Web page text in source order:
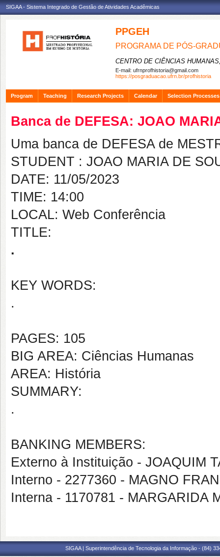
SIGAA - Sistema Integrado de Gestão de Atividades Acadêmicas
PPGEH
PROGRAMA DE PÓS-
CENTRO DE CIÊNCIAS
E-mail: ufrnprofhistoria@gmail.com
https://posgraduacao.ufrn.br/profhistoria
Program Teaching Research Projects Calendar Selection Processes
Banca de DEFESA: JOAO
Uma banca de DEFESA de
STUDENT : JOAO MARIA DE
DATE: 11/05/2023
TIME: 14:00
LOCAL: Web Conferência
TITLE:
.
KEY WORDS:
.
PAGES: 105
BIG AREA: Ciências Humanas
AREA: História
SUMMARY:
.
BANKING MEMBERS:
Externo à Instituição - JOAQUIM
Interno - 2277360 - MAGNO
Interna - 1170781 - MARGARIDA
SIGAA | Superintendência de Tecnologia da Informação - (84)